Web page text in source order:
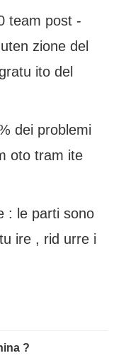
team post -
zione del
ito del
dei problemi
oto tram ite
: le parti sono
ire , rid urre i
?